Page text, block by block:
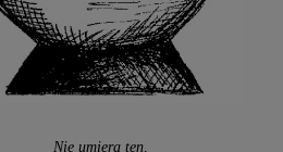
Nie umiera ten,